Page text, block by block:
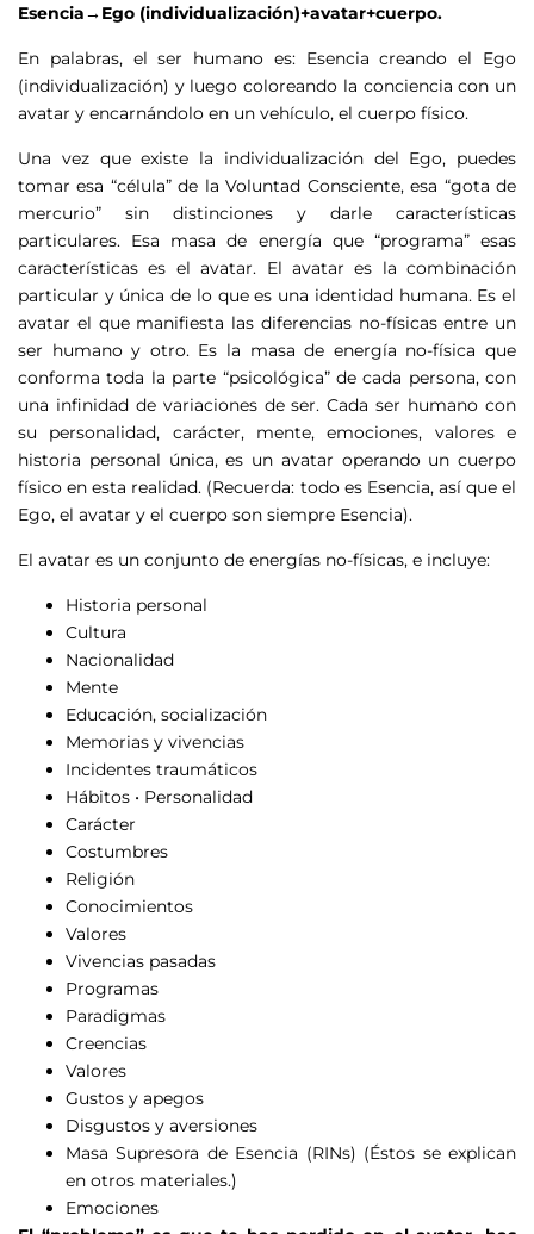
Esencia→Ego (individualización)+avatar+cuerpo.
En palabras, el ser humano es: Esencia creando el Ego
(individualización) y luego coloreando la conciencia con un
avatar y encarnándolo en un vehículo, el cuerpo físico.
Una vez que existe la individualización del Ego, puedes
tomar esa “célula” de la Voluntad Consciente, esa “gota de
mercurio” sin distinciones y darle características
particulares. Esa masa de energía que “programa” esas
características es el avatar. El avatar es la combinación
particular y única de lo que es una identidad humana. Es el
avatar el que manifiesta las diferencias no-físicas entre un
ser humano y otro. Es la masa de energía no-física que
conforma toda la parte “psicológica” de cada persona, con
una infinidad de variaciones de ser. Cada ser humano con
su personalidad, carácter, mente, emociones, valores e
historia personal única, es un avatar operando un cuerpo
físico en esta realidad. (Recuerda: todo es Esencia, así que el
Ego, el avatar y el cuerpo son siempre Esencia).
El avatar es un conjunto de energías no-físicas, e incluye:
Historia personal
Cultura
Nacionalidad
Mente
Educación, socialización
Memorias y vivencias
Incidentes traumáticos
Hábitos • Personalidad
Carácter
Costumbres
Religión
Conocimientos
Valores
Vivencias pasadas
Programas
Paradigmas
Creencias
Valores
Gustos y apegos
Disgustos y aversiones
Masa Supresora de Esencia (RINs) (Éstos se explican
en otros materiales.)
Emociones